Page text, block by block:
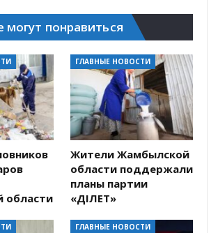
могут понравиться
области
ГЛАВНЫЕ НОВОСТИ
Жители Жамбылской
области поддержали
планы партии
«ӘДІЛЕТ»
ГЛАВНЫЕ НОВОСТИ